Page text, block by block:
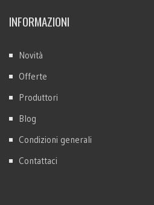
INFORMAZIONI
Novità
Offerte
Produttori
Blog
Condizioni generali
Contattaci